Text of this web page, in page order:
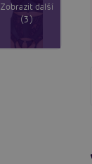
Zobrazit další
(3)